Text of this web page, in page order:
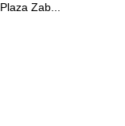
Plaza Zab...